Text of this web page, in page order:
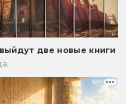
две новые книги